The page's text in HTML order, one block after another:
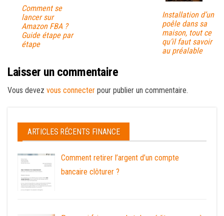
Comment se
lancer sur
Amazon FBA ?
Guide étape par
étape
Installation d’un
poêle dans sa
maison, tout ce
qu’il faut savoir
au préalable
Laisser un commentaire
Vous devez vous connecter pour publier un commentaire.
ARTICLES RÉCENTS FINANCE
Comment retirer l’argent d’un compte
bancaire clôturer ?